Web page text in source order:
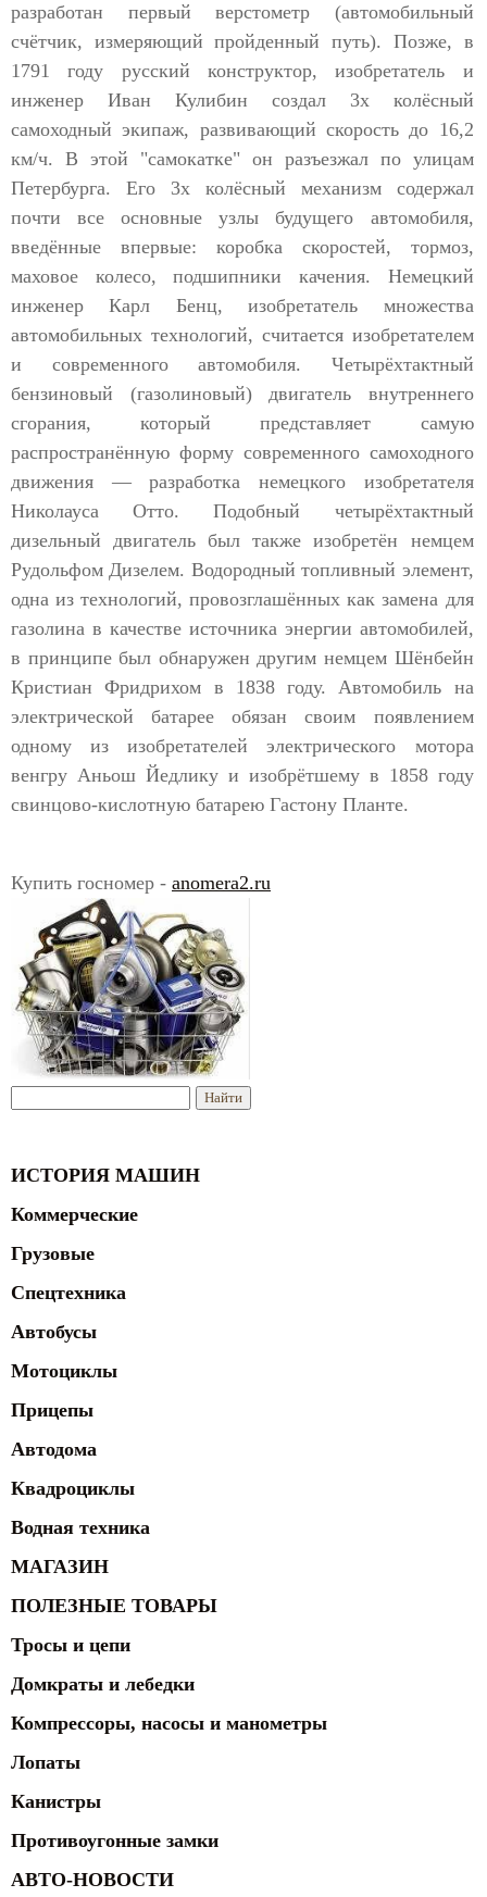
разработан первый верстометр (автомобильный
счётчик, измеряющий пройденный путь). Позже, в
1791 году русский конструктор, изобретатель и
инженер Иван Кулибин создал 3х колёсный
самоходный экипаж, развивающий скорость до 16,2
км/ч. В этой "самокатке" он разъезжал по улицам
Петербурга. Его 3х колёсный механизм содержал
почти все основные узлы будущего автомобиля,
введённые впервые: коробка скоростей, тормоз,
маховое колесо, подшипники качения. Немецкий
инженер Карл Бенц, изобретатель множества
автомобильных технологий, считается изобретателем
и современного автомобиля. Четырёхтактный
бензиновый (газолиновый) двигатель внутреннего
сгорания, который представляет самую
распространённую форму современного самоходного
движения — разработка немецкого изобретателя
Николауса Отто. Подобный четырёхтактный
дизельный двигатель был также изобретён немцем
Рудольфом Дизелем. Водородный топливный элемент,
одна из технологий, провозглашённых как замена для
газолина в качестве источника энергии автомобилей,
в принципе был обнаружен другим немцем Шёнбейн
Кристиан Фридрихом в 1838 году. Автомобиль на
электрической батарее обязан своим появлением
одному из изобретателей электрического мотора
венгру Аньош Йедлику и изобрётшему в 1858 году
свинцово-кислотную батарею Гастону Планте.
Купить госномер - anomera2.ru
ИСТОРИЯ МАШИН
Коммерческие
Грузовые
Спецтехника
Автобусы
Мотоциклы
Прицепы
Автодома
Квадроциклы
Водная техника
МАГАЗИН
ПОЛЕЗНЫЕ ТОВАРЫ
Тросы и цепи
Домкраты и лебедки
Компрессоры, насосы и манометры
Лопаты
Канистры
Противоугонные замки
АВТО-НОВОСТИ